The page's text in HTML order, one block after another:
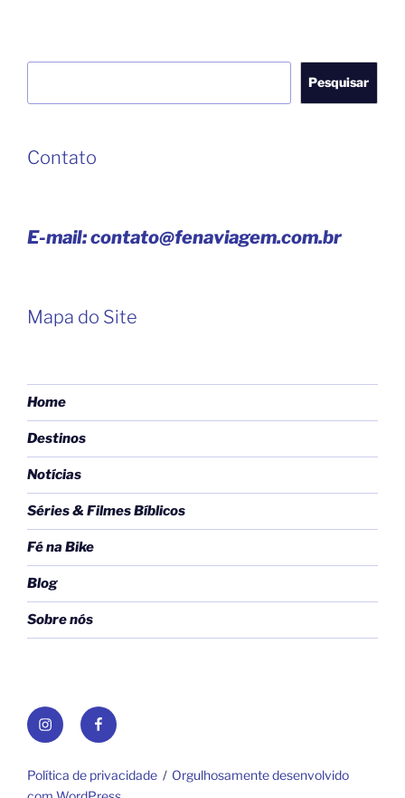
Pesquisar
Contato
E-mail: contato@fenaviagem.com.br
Mapa do Site
Home
Destinos
Notícias
Séries & Filmes Bíblicos
Fé na Bike
Blog
Sobre nós
InstagramFacebook
Política de privacidade
Orgulhosamente desenvolvido